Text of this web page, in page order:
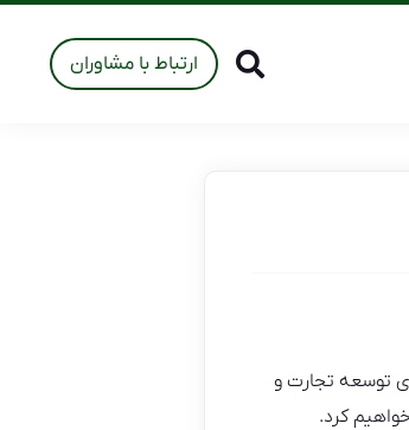
ارتباط با مشاوران
توسعه تجارت و
کرد.